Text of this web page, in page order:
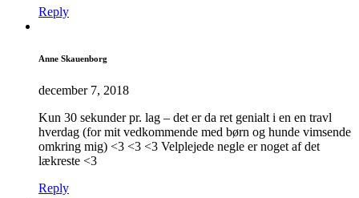
Reply
Anne Skauenborg
december 7, 2018
Kun 30 sekunder pr. lag – det er da ret genialt i en en travl
hverdag (for mit vedkommende med børn og hunde vimsende
omkring mig) <3 <3 <3 Velplejede negle er noget af det
lækreste <3
Reply